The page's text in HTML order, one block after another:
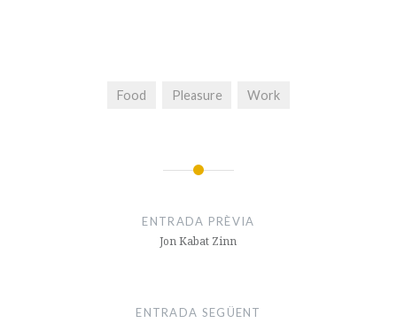
Food Pleasure Work
ENTRADA PRÈVIA
Jon Kabat Zinn
ENTRADA SEGÜENT